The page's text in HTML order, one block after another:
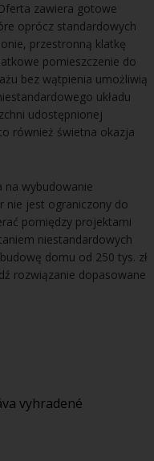
zawiera gotowe
oprócz standardowych
przestronną klatkę
pomieszczenie do
bez wątpienia umożliwią
układu
udostępnionej
również świetna okazja
na wybudowanie
nie jest ograniczony do
pomiędzy projektami
niestandardowych
domu od 250 tys. zł
rozwiązanie dopasowane
vyhradené